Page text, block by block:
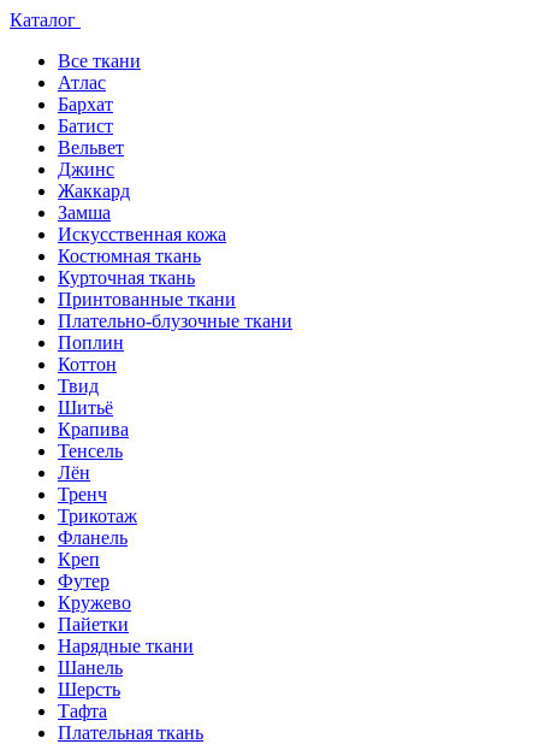
Каталог
Все ткани
Атлас
Бархат
Батист
Вельвет
Джинс
Жаккард
Замша
Искусственная кожа
Костюмная ткань
Курточная ткань
Принтованные ткани
Плательно-блузочные ткани
Поплин
Коттон
Твид
Шитьё
Крапива
Тенсель
Лён
Тренч
Трикотаж
Фланель
Креп
Футер
Кружево
Пайетки
Нарядные ткани
Шанель
Шерсть
Тафта
Плательная ткань